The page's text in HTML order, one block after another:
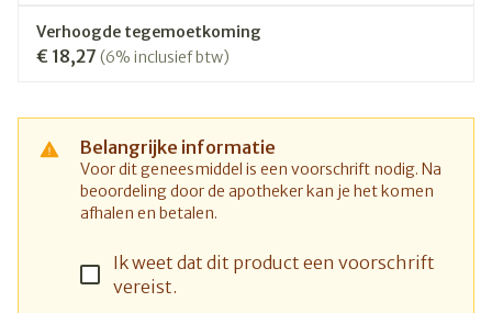
Verhoogde tegemoetkoming
€ 18,27 (6% inclusief btw)
Belangrijke informatie
Voor dit geneesmiddel is een voorschrift nodig. Na
beoordeling door de apotheker kan je het komen
afhalen en betalen.
Ik weet dat dit product een voorschrift
vereist.